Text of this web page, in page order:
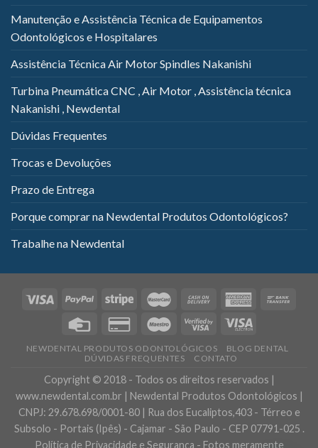
Manutenção e Assistência Técnica de Equipamentos
Odontológicos e Hospitalares
Assistência Técnica Air Motor Spindles Nakanishi
Turbina Pneumática CNC , Air Motor , Assistência técnica
Nakanishi , Newdental
Dúvidas Frequentes
Trocas e Devoluções
Prazo de Entrega
Porque comprar na Newdental Produtos Odontológicos?
Trabalhe na Newdental
NEWDENTAL PRODUTOS ODONTOLÓGICOS
BLOG DENTAL
DÚVIDAS FREQUENTES
CONTATO
Copyright © 2018 - Todos os direitos reservados |
www.newdental.com.br | Newdental Produtos Odontológicos |
CNPJ: 29.678.698/0001-80 | Rua dos Eucaliptos,403 - Térreo e
Subsolo - Portais (Ipês) - Cajamar - São Paulo - CEP 07791-025 .
Política de Privacidade e Segurança - Fotos meramente